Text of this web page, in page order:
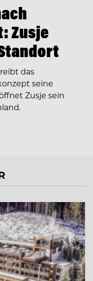
Zusje
das
seine
Zusje sein